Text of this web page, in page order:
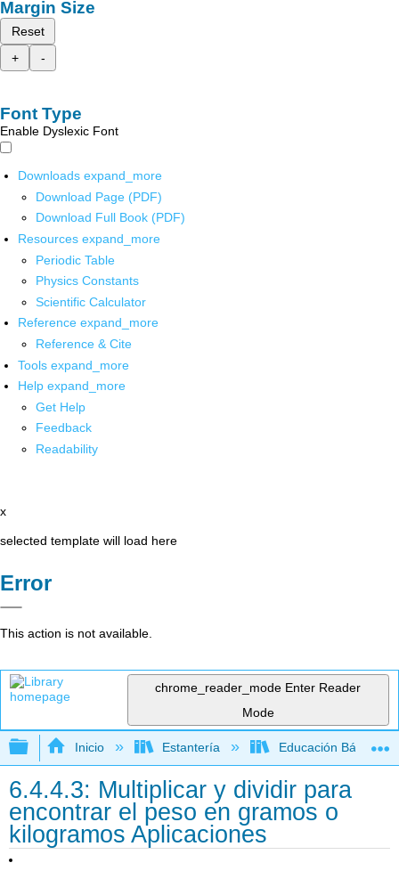
Margin Size
Reset
+
-
Font Type
Enable Dyslexic Font
Downloads expand_more
Download Page (PDF)
Download Full Book (PDF)
Resources expand_more
Periodic Table
Physics Constants
Scientific Calculator
Reference expand_more
Reference & Cite
Tools expand_more
Help expand_more
Get Help
Feedback
Readability
x
selected template will load here
Error
This action is not available.
chrome_reader_mode Enter Reader
Mode
Expandir/contraer jerarquía global
Inicio Estantería Educación Básica
6.4.4.3: Multiplicar y dividir para
encontrar el peso en gramos o
kilogramos Aplicaciones